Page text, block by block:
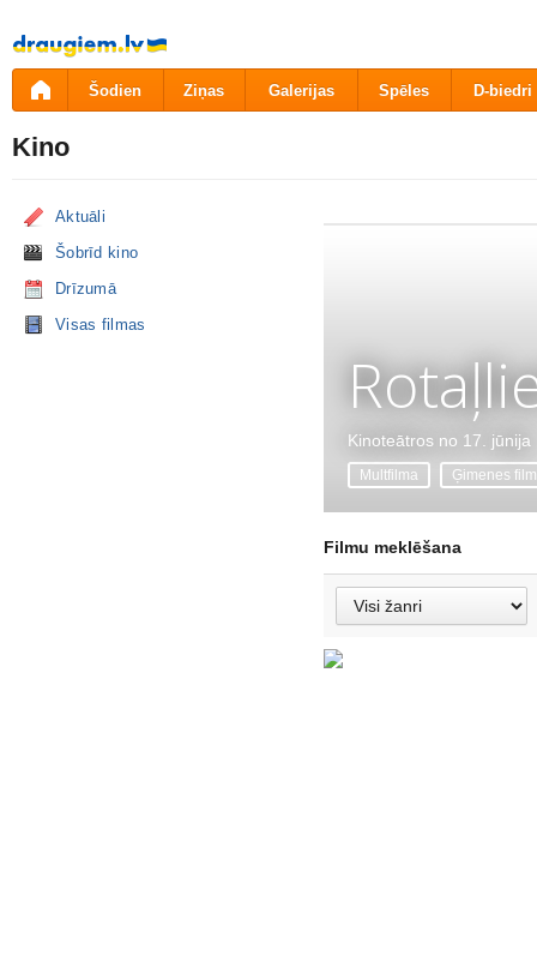
Pāriet
uz
saturu
Šodien Ziņas Galerijas Spēles D-biedri
Kino
Aktuāli
Šobrīd kino
Drīzumā
Visas filmas
Kinoteātros no 17. jūnija
Multfilma Ģimenes
Filmu meklēšana